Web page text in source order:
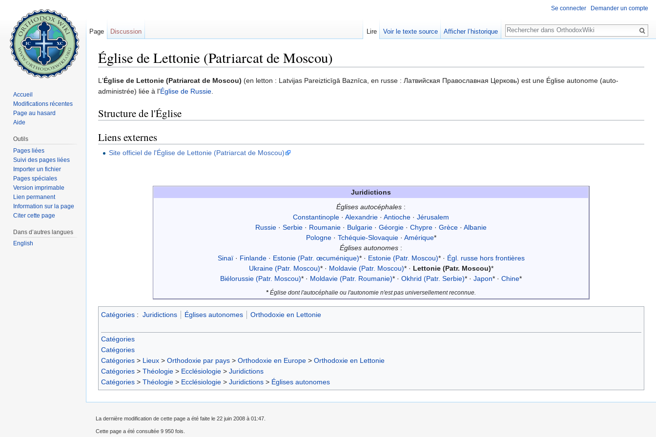
Église de Lettonie (Patriarcat de Moscou)
L'Église de Lettonie (Patriarcat de Moscou) (en letton : Latvijas Pareizticīgā Baznīca, en russe : Латвийская Православная Церковь) est une Église autonome (auto-
administrée) liée à l'Église de Russie.
Structure de l'Église
Liens externes
Site officiel de l'Église de Lettonie (Patriarcat de Moscou)
Juridictions
Églises autocéphales :
Constantinople · Alexandrie · Antioche · Jérusalem
Russie · Serbie · Roumanie · Bulgarie · Géorgie · Chypre · Grèce · Albanie
Pologne· Tchéquie-Slovaquie· Amérique*
Églises autonomes :
Sinaï· Finlande· Estonie (Patr. œcuménique)* · Estonie (Patr. Moscou)* · Égl. russe hors frontières
Ukraine (Patr. Moscou)* · Moldavie (Patr. Moscou)* · Lettonie (Patr. Moscou)*
Biélorussie (Patr. Moscou)* · Moldavie (Patr. Roumanie)* · Okhrid (Patr. Serbie)* · Japon* · Chine*
* Église dont l'autocéphalie ou l'autonomie n'est pas universellement reconnue.
Catégories : Juridictions Églises autonomes Orthodoxie en Lettonie
Catégories
Catégories
Catégories > Lieux > Orthodoxie par pays > Orthodoxie en Europe > Orthodoxie en Lettonie
Catégories > Théologie > Ecclésiologie > Juridictions
Catégories > Théologie > Ecclésiologie > Juridictions > Églises autonomes
Se connecter Demander un compte
Page Discussion Lire Voir le texte source Afficher l’historique
Rechercher
Accueil
Modifications récentes
Page au hasard
Aide
Outils
Pages liées
Suivi des pages liées
Importer un fichier
Pages spéciales
Version imprimable
Lien permanent
Information sur la page
Citer cette page
Dans d’autres langues
English
La dernière modification de cette page a été faite le 22 juin 2008 à 01:47.
Cette page a été consultée 9 950 fois.